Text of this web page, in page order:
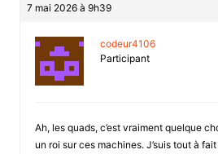
7 mai 2026 à 9h39
codeur4106
Participant
Ah, les quads, c’est vraiment quelque
un roi sur ces machines. J’suis tout à